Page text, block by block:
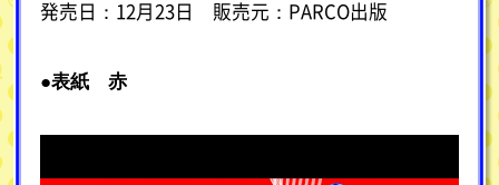
発売日：12月23日 販売元：PARCO出版
●表紙 赤